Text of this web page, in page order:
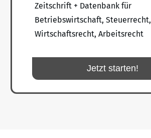
Zeitschrift + Datenbank für
Betriebswirtschaft, Steuerrecht,
Wirtschaftsrecht, Arbeitsrecht
Jetzt starten!